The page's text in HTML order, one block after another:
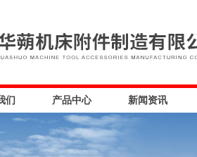
们 产品中心 新闻资讯